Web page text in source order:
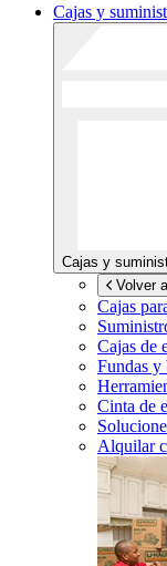
Cajas y
Cajas y
Volver
Cajas
Cajas de
Fundas y
Cinta de
Alquilar